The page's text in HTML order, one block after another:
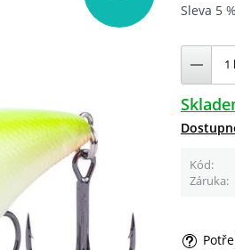
Sleva 5
Kód
Záruka